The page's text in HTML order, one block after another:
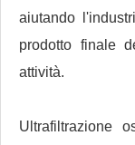
aiutando
prodotto finale
attività.
Ultrafiltrazione